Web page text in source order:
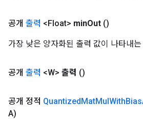
공개 출력 <Float> minOut ()
가장 낮은 양자화된 출력 값이 나타내
공개 출력 <W> 출력 ()
공개 정적 QuantizedMatMulWithBias
A)